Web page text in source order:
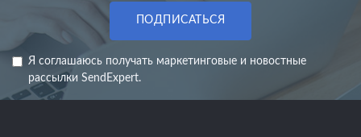
ПОДПИСАТЬСЯ
Я соглашаюсь получать маркетинговые и новостные
рассылки SendExpert.